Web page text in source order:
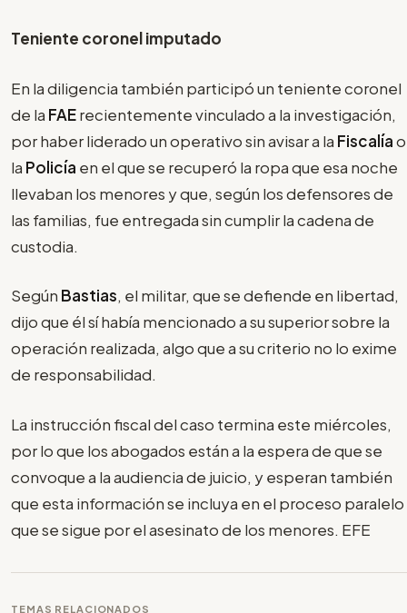
Teniente coronel imputado
En la diligencia también participó un teniente coronel
de la FAErecientemente vinculado a la investigación,
por haber liderado un operativo sin avisar a la Fiscalíao
la Policía en el que se recuperó la ropa que esa noche
llevaban los menores y que, según los defensores de
las familias, fue entregada sin cumplir la cadena de
custodia.
Según Bastias, el militar, que se defiende en libertad,
dijo que él sí había mencionado a su superior sobre la
operación realizada, algo que a su criterio no lo exime
de responsabilidad.
La instrucción fiscal del caso termina este miércoles,
por lo que los abogados están a la espera de que se
convoque a la audiencia de juicio, y esperan también
que esta información se incluya en el proceso paralelo
que se sigue por el asesinato de los menores. EFE
TEMAS RELACIONADOS